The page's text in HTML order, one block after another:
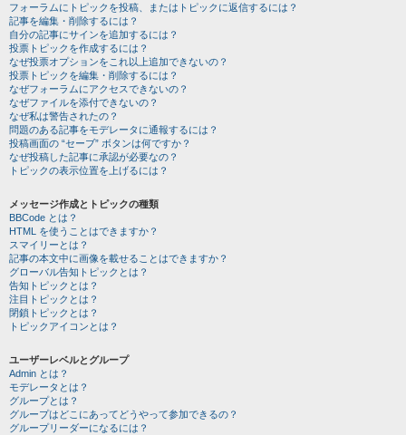
フォーラムにトピックを投稿、またはトピックに返信するには？
記事を編集・削除するには？
自分の記事にサインを追加するには？
投票トピックを作成するには？
なぜ投票オプションをこれ以上追加できないの？
投票トピックを編集・削除するには？
なぜフォーラムにアクセスできないの？
なぜファイルを添付できないの？
なぜ私は警告されたの？
問題のある記事をモデレータに通報するには？
投稿画面の “セーブ” ボタンは何ですか？
なぜ投稿した記事に承認が必要なの？
トピックの表示位置を上げるには？
メッセージ作成とトピックの種類
BBCode とは？
HTML を使うことはできますか？
スマイリーとは？
記事の本文中に画像を載せることはできますか？
グローバル告知トピックとは？
告知トピックとは？
注目トピックとは？
閉鎖トピックとは？
トピックアイコンとは？
ユーザーレベルとグループ
Admin とは？
モデレータとは？
グループとは？
グループはどこにあってどうやって参加できるの？
グループリーダーになるには？